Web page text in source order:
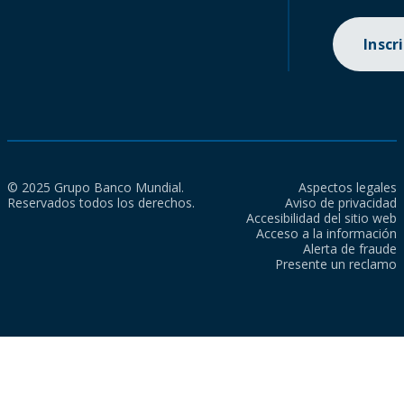
© 2025 Grupo Banco Mundial.
Reservados todos los derechos.
Aspectos legales
Aviso de privacidad
Accesibilidad del sitio web
Acceso a la información
Alerta de fraude
Presente un reclamo